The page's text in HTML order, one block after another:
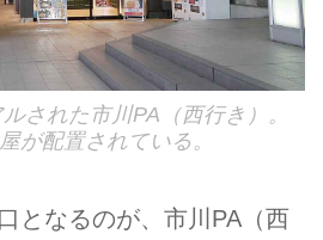
された市川PA（西行き）。
が配置されている。
となるのが、市川PA（西